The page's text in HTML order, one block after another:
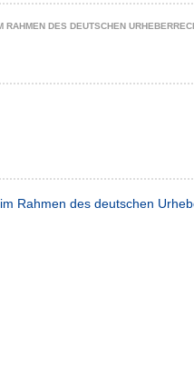
DES DEUTSCHEN
Rahmen des deutschen